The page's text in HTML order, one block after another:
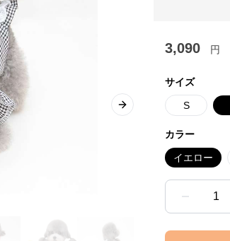
Next slide
3,090 円
サイズ
S
カラー
イエロー
1